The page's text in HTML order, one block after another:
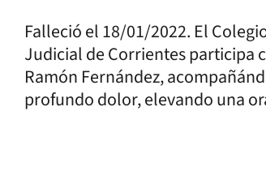
Falleció el 18/01/2022. El
Judicial de Corrientes participa
Ramón Fernández,
profundo dolor, elevando una